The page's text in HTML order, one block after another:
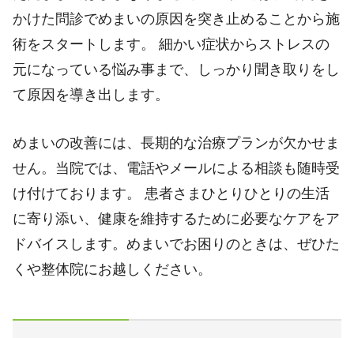
かけた問診でめまいの原因を突き止めることから施
術をスタートします。 細かい症状からストレスの
元になっている悩み事まで、しっかり聞き取りをし
て原因を導き出します。
めまいの改善には、長期的な治療プランが欠かせま
せん。当院では、電話やメールによる相談も随時受
け付けております。 患者さまひとりひとりの生活
に寄り添い、健康を維持するために必要なケアをア
ドバイスします。めまいでお困りのときは、ぜひた
くや整体院にお越しください。